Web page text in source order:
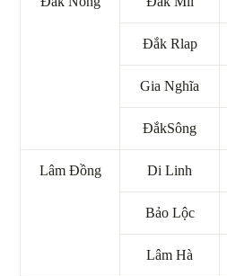
Đắk Rlap
Gia Nghĩa
ĐắkSông
Lâm Đồng Di Linh
Bảo Lộc
Lâm Hà